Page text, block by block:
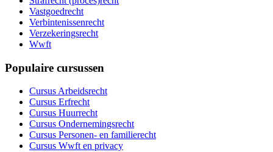
Vastgoedrecht
Verbintenissenrecht
Verzekeringsrecht
Wwft
Populaire cursussen
Cursus Arbeidsrecht
Cursus Erfrecht
Cursus Huurrecht
Cursus Ondernemingsrecht
Cursus Personen- en familierecht
Cursus Wwft en privacy